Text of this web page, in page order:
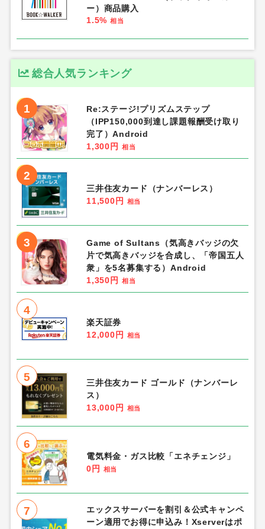
ー）商品購入
1.5% 相当
総合人気ランキング
1
Re:ステージ!プリズムステップ
（IPP150,000到達し課題報酬受け取り
完了）Android
1,300円
相当
2
三井住友カード（ナンバーレス）
11,500円
相当
3
Game of Sultans（気高きバッジの欠
片で気高きバッジを合成し、「帝国五人
衆」を5名募集する）Android
1,350円
相当
4
楽天証券
12,000円
相当
5
三井住友カード ゴールド（ナンバーレ
ス）
13,000円
相当
6
電気料金・ガス比較「エネチェンジ」
0円
相当
7
エックスサーバーを割引＆公式キャンペ
ーン適用でお得に申込み！Xserverはポ